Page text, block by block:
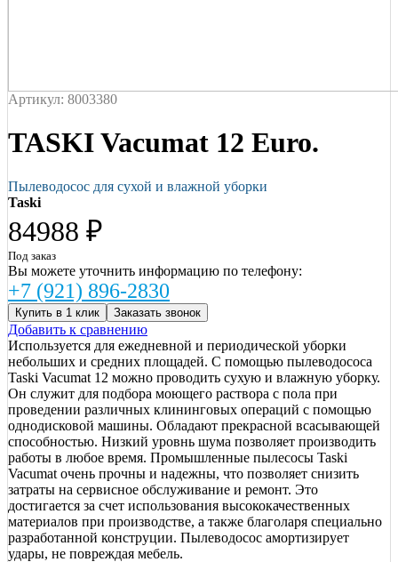
Артикул: 8003380
TASKI Vacumat 12 Euro.
Пылеводосос для сухой и влажной уборки
Taski
84988 ₽
Под заказ
Вы можете уточнить информацию по телефону:
+7 (921) 896-2830
Купить в 1 клик Заказать звонок
Добавить к сравнению
Используется для ежедневной и периодической уборки
небольших и средних площадей. С помощью пылеводососа
Taski Vacumat 12 можно проводить сухую и влажную уборку.
Он служит для подбора моющего раствора с пола при
проведении различных клининговых операций с помощью
однодисковой машины. Обладают прекрасной всасывающей
способностью. Низкий уровнь шума позволяет производить
работы в любое время. Промышленные пылесосы Taski
Vacumat очень прочны и надежны, что позволяет снизить
затраты на сервисное обслуживание и ремонт. Это
достигается за счет использования высококачественных
материалов при производстве, а также благоларя специально
разработанной конструции. Пылеводосос амортизирует
удары, не повреждая мебель.